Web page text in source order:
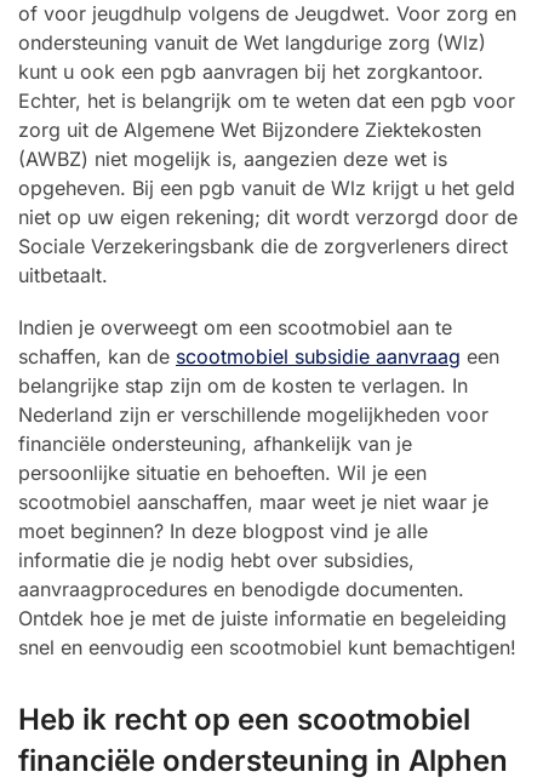
of voor jeugdhulp volgens de Jeugdwet. Voor zorg en
ondersteuning vanuit de Wet langdurige zorg (Wlz)
kunt u ook een pgb aanvragen bij het zorgkantoor.
Echter, het is belangrijk om te weten dat een pgb voor
zorg uit de Algemene Wet Bijzondere Ziektekosten
(AWBZ) niet mogelijk is, aangezien deze wet is
opgeheven. Bij een pgb vanuit de Wlz krijgt u het geld
niet op uw eigen rekening; dit wordt verzorgd door de
Sociale Verzekeringsbank die de zorgverleners direct
uitbetaalt.
Indien je overweegt om een scootmobiel aan te
schaffen, kan de scootmobiel subsidie aanvraag een
belangrijke stap zijn om de kosten te verlagen. In
Nederland zijn er verschillende mogelijkheden voor
financiële ondersteuning, afhankelijk van je
persoonlijke situatie en behoeften. Wil je een
scootmobiel aanschaffen, maar weet je niet waar je
moet beginnen? In deze blogpost vind je alle
informatie die je nodig hebt over subsidies,
aanvraagprocedures en benodigde documenten.
Ontdek hoe je met de juiste informatie en begeleiding
snel en eenvoudig een scootmobiel kunt bemachtigen!
Heb ik recht op een scootmobiel
financiële ondersteuning in Alphen